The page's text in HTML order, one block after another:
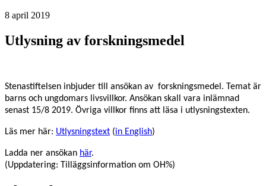
8 april 2019
Utlysning av forskningsmedel
Stenastiftelsen inbjuder till ansökan av forskningsmedel. Temat är
barns och ungdomars livsvillkor. Ansökan skall vara inlämnad
senast 15/8 2019. Övriga villkor finns att läsa i utlysningstexten.
Läs mer här: Utlysningstext (in English)
Ladda ner ansökan här.
(Uppdatering: Tilläggsinformation om OH%)